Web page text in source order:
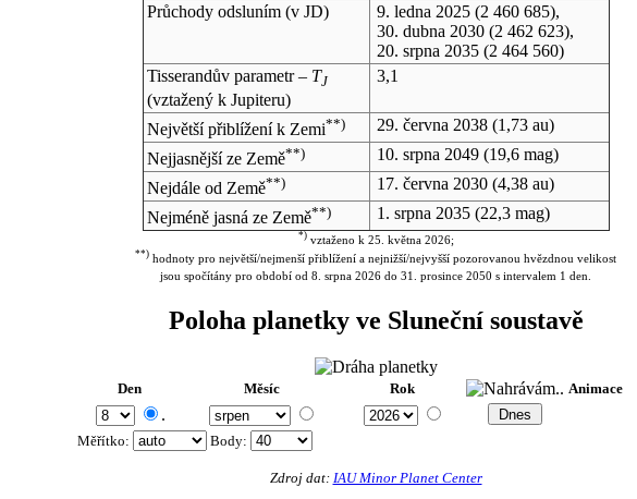
Průchody odsluním (v JD) 9. ledna 2025(2 460 685),
30. dubna 2030(2 462 623),
20. srpna 2035(2 464 560)
Tisserandův parametr – TJ
(vztažený k Jupiteru)
3,1
Největší přiblížení k Zemi**) 29. června 2038(1,73 au)
Nejjasnější ze Země**) 10. srpna 2049(19,6 mag)
Nejdále od Země**) 17. června 2030(4,38 au)
Nejméně jasná ze Země**) 1. srpna 2035(22,3 mag)
*)vztaženo k 25. května 2026;
**) hodnoty pro největší/nejmenší přiblížení a nejnižší/nejvyšší pozorovanou hvězdnou velikost
jsou spočítány pro období od 8. srpna 2026 do 31. prosince 2050 s intervalem 1 den.
Poloha planetky ve Sluneční soustavě
Den Měsíc Rok Animace
.
Měřítko: Body:
Zdroj dat: IAU Minor Planet Center